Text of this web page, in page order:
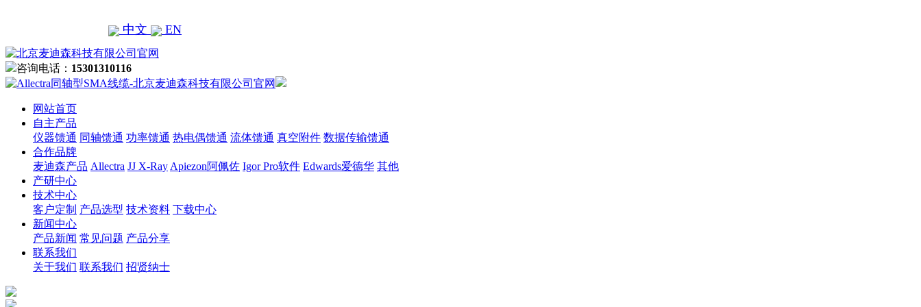
中文 EN
咨询电话： 15301310116
网站首页
自主产品
仪器馈通 同轴馈通 功率馈通 热电偶馈通 流体馈通 真空附件 数据传输馈通
合作品牌
麦迪森产品 Allectra JJ X-Ray Apiezon阿佩佐 Igor Pro软件 Edwards爱德华 其他
产研中心
技术中心
客户定制 产品选型 技术资料 下载中心
新闻中心
产品新闻 常见问题 产品分享
联系我们
关于我们 联系我们 招贤纳士